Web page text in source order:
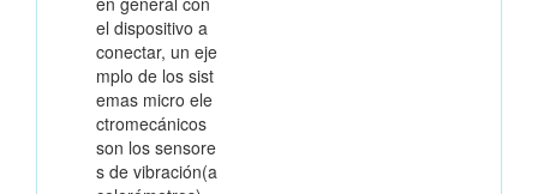
el dispositivo a
conectar, un eje
mplo de los sist
emas micro ele
ctromecánicos
son los sensore
s de vibración(a